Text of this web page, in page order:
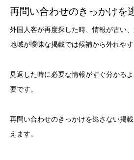
再問い合わせのきっかけを
外国人客が再度探した時、情報が古い
地域が曖昧な掲載では候補から外れやす
見返した時に必要な情報がすぐ分かる
要です。
再問い合わせのきっかけを逃さない掲
えます。